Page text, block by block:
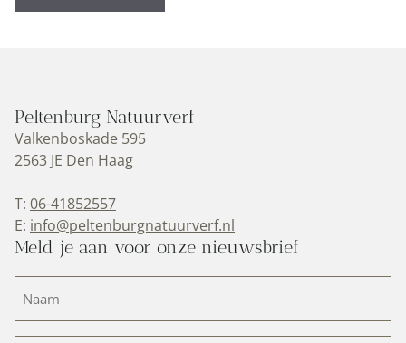
Peltenburg Natuurverf
Valkenboskade 595
2563 JE Den Haag
T: 06-41852557
E: info@peltenburgnatuurverf.nl
Meld je aan voor onze nieuwsbrief
(Vereist)